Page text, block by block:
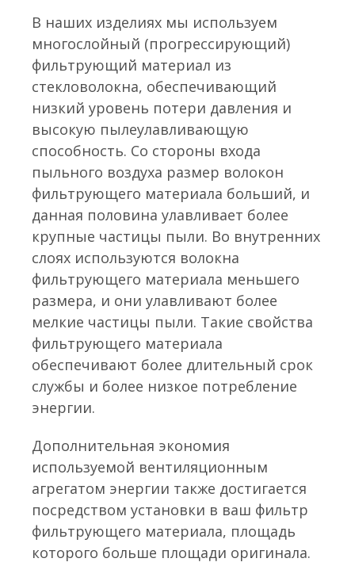
В наших изделиях мы используем
многослойный (прогрессирующий)
фильтрующий материал из
стекловолокна, обеспечивающий
низкий уровень потери давления и
высокую пылеулавливающую
способность. Со стороны входа
пыльного воздуха размер волокон
фильтрующего материала больший, и
данная половина улавливает более
крупные частицы пыли. Во внутренних
слоях используются волокна
фильтрующего материала меньшего
размера, и они улавливают более
мелкие частицы пыли. Такие свойства
фильтрующего материала
обеспечивают более длительный срок
службы и более низкое потребление
энергии.
Дополнительная экономия
используемой вентиляционным
агрегатом энергии также достигается
посредством установки в ваш фильтр
фильтрующего материала, площадь
которого больше площади оригинала.